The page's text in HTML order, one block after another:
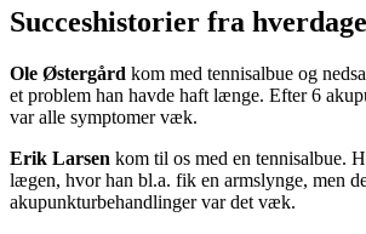
Succeshistorier fra
Ole Østergård kom med tennisalbue og
et problem han havde haft længe. Efter 6
var alle symptomer væk.
Erik Larsen kom til os med en tennisalbue.
lægen, hvor han bl.a. fik en armslynge, men
akupunkturbehandlinger var det væk.